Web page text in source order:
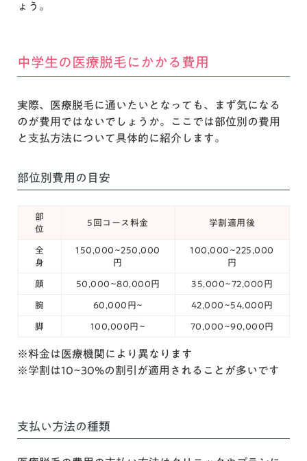
ょう。
中学生の医療脱毛にかかる費用
実際、医療脱毛に通いたいとなっても、まず気になる
のが費用ではないでしょうか。ここでは部位別の費用
と支払方法について具体的に紹介します。
部位別費用の目安
部
位
5回コース料金 学割適用後
全
身
150,000~250,000
円
100,000~225,000
円
顔 50,000~80,000円 35,000~72,000円
腕 60,000円~ 42,000~54,000円
脚 100,000円~ 70,000~90,000円
※料金は医療機関により異なります
※学割は10~30%の割引が適用されることが多いです
支払い方法の種類